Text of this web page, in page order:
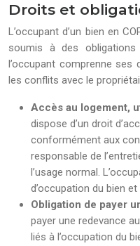
Droits et
L’occupant d’un bien en
soumis à des
l’occupant comprenne
les conflits avec le
Accès au logement,
dispose d’un droit
conformément aux
responsable de
l’usage normal.
d’occupation du bien
Obligation de payer
payer une redevance
liés à l’occupation du